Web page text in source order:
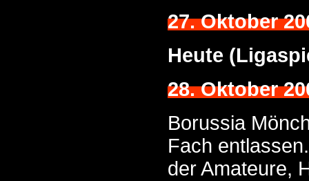
27. Oktober
Heute
28. Oktober
Borussia
Fach
der Amateure,